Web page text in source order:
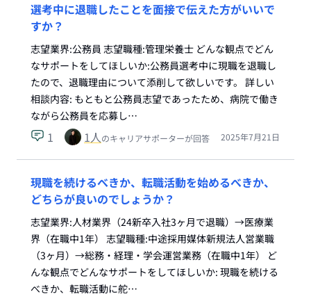
選考中に退職したことを面接で伝えた方がいいで
すか？
志望業界:公務員 志望職種:管理栄養士 どんな観点でどん
なサポートをしてほしいか:公務員選考中に現職を退職し
たので、退職理由について添削して欲しいです。 詳しい
相談内容: もともと公務員志望であったため、病院で働き
ながら公務員を応募し…
1 1人のキャリアサポーターが回答 2025年7月21日
現職を続けるべきか、転職活動を始めるべきか、
どちらが良いのでしょうか？
志望業界:人材業界（24新卒入社3ヶ月で退職）→医療業
界（在職中1年） 志望職種:中途採用媒体新規法人営業職
（3ヶ月）→総務・経理・学会運営業務（在職中1年） ど
んな観点でどんなサポートをしてほしいか: 現職を続ける
べきか、転職活動に舵…